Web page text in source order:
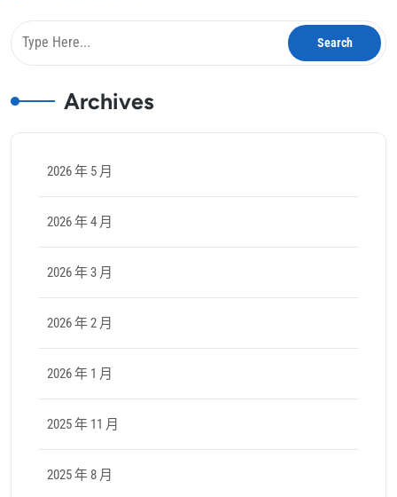
Archives
2026 年 5 月
2026 年 4 月
2026 年 3 月
2026 年 2 月
2026 年 1 月
2025 年 11 月
2025 年 8 月